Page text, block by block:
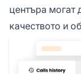
центъра могат
качеството и